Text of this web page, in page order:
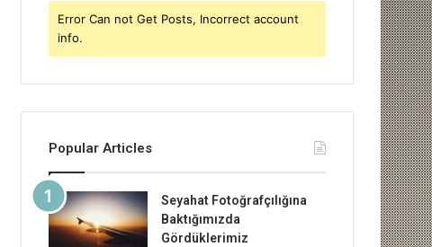
Error Can not Get Posts, Incorrect account
info.
Popular Articles
Seyahat Fotoğrafçılığına
Baktığımızda
Gördüklerimiz